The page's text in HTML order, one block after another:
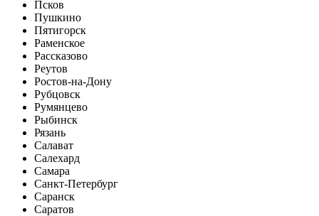
Псков
Пушкино
Пятигорск
Раменское
Рассказово
Реутов
Ростов-на-Дону
Рубцовск
Румянцево
Рыбинск
Рязань
Салават
Салехард
Самара
Санкт-Петербург
Саранск
Саратов